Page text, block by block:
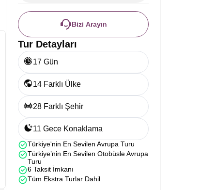
Bizi Arayın
Tur Detayları
17 Gün
14 Farklı Ülke
28 Farklı Şehir
11 Gece Konaklama
Türkiye'nin En Sevilen Avrupa Turu
Türkiye’nin En Sevilen Otobüsle Avrupa
Turu
6 Taksit İmkanı
Tüm Ekstra Turlar Dahil